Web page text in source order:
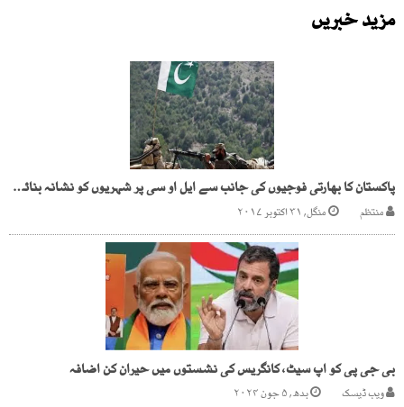
مزید خبریں
پاکستان کا بھارتی فوجیوں کی جانب سے ایل او سی پر شہریوں کو نشانہ بنائے جانے پر شدید احتجاج
منتظم منگل, ۳۱ اکتوبر ۲۰۱۷
بی جی پی کو اپ سیٹ، کانگریس کی نشستوں میں حیران کن اضافہ
ویب ڈیسک بدھ, ۵ جون ۲۰۲۴